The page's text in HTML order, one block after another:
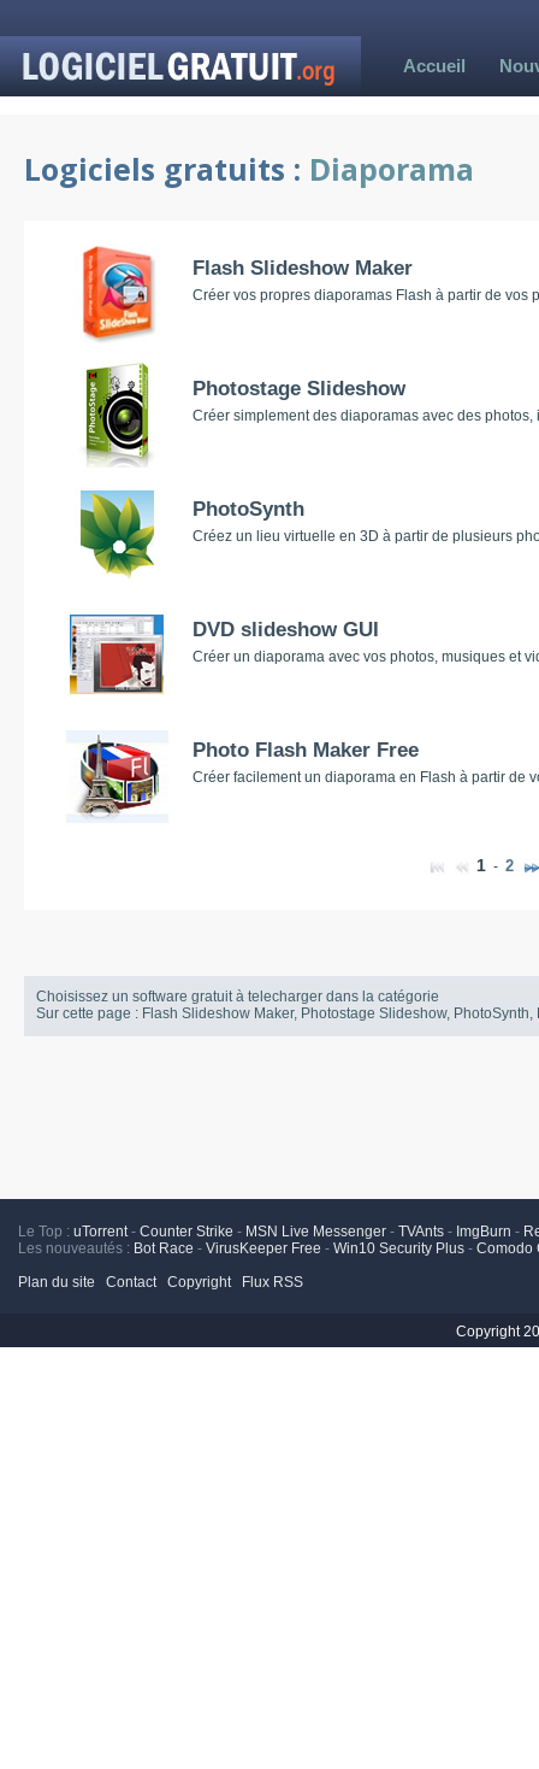
Accueil
Logiciels gratuits : Diaporama
Flash Slideshow Maker
Créer vos propres diaporamas Flash à partir de vos
Photostage Slideshow
Créer simplement des diaporamas avec des photos,
PhotoSynth
Créez un lieu virtuelle en 3D à partir de plusieurs
DVD slideshow GUI
Créer un diaporama avec vos photos, musiques et
Photo Flash Maker Free
Créer facilement un diaporama en Flash à partir de
1 -2
Choisissez un software gratuit à telecharger dans la catégorie
Sur cette page : Flash Slideshow Maker, Photostage Slideshow,
Le Top : uTorrent- Counter Strike - MSN Live Messenger - TVAnts - ImgBurn -
Les nouveautés : Bot Race - VirusKeeper Free - Win10 Security Plus - Comodo
Plan du site
Contact Copyright Flux RSS
Copyright